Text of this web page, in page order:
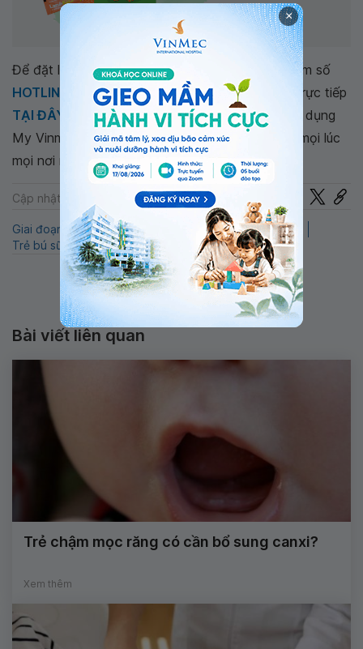
Để đặt lịch khám tại viện, Quý khách vui lòng bấm số
HOTLINE
, đặt muaGÓI DỊCH VỤhoặc đặt lịch trực tiếp
TẠI ĐÂY
. Tải và đặt lịch khám tự động trên ứng dụng
My Vinmec để quản lý, theo dõi lịch và đặt hẹn mọi lúc
mọi nơi ngay trên ứng dụng.
Cập nhật: 22-07-2024
Giai đoạn trẻ ăn dặm Trẻ biếng ăn LaminKid
QnA
Trẻ bú sữa mẹ
Nhi Trẻ bú sữa công thức
Bài viết liên quan
Trẻ chậm mọc răng có cần bổ sung canxi?
Xem thêm
×